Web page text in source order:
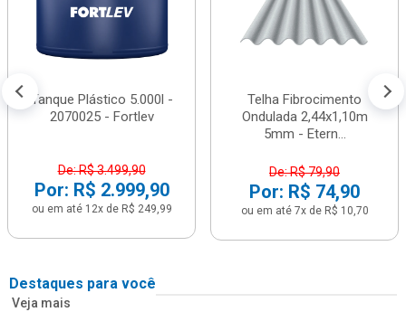
Tanque Plástico 5.000l -
2070025 - Fortlev
De: R$ 3.499,90
Por: R$ 2.999,90
ou em até 12x de R$ 249,99
Telha Fibrocimento
Ondulada 2,44x1,10m
5mm - Etern...
De: R$ 79,90
Por: R$ 74,90
ou em até 7x de R$ 10,70
Destaques para você
Veja mais